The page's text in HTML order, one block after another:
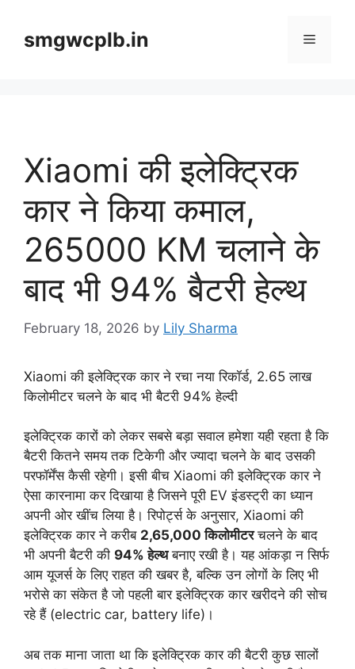
contentsmgwcplb.in Menu
Xiaomi की इलेक्ट्रिक
कार ने किया कमाल,
265000 KM चलाने के
बाद भी 94% बैटरी हेल्थ
February 18, 2026 by Lily Sharma
Xiaomi की इलेक्ट्रिक कार ने रचा नया रिकॉर्ड, 2.65 लाख
किलोमीटर चलने के बाद भी बैटरी 94% हेल्दी
इलेक्ट्रिक कारों को लेकर सबसे बड़ा सवाल हमेशा यही रहता है कि
बैटरी कितने समय तक टिकेगी और ज्यादा चलने के बाद उसकी
परफॉर्मेंस कैसी रहेगी। इसी बीच Xiaomi की इलेक्ट्रिक कार ने
ऐसा कारनामा कर दिखाया है जिसने पूरी EV इंडस्ट्री का ध्यान
अपनी ओर खींच लिया है। रिपोर्ट्स के अनुसार, Xiaomi की
इलेक्ट्रिक कार ने करीब 2,65,000 किलोमीटरचलने के बाद
भी अपनी बैटरी की 94% हेल्थबनाए रखी है। यह आंकड़ा न सिर्फ
आम यूजर्स के लिए राहत की खबर है, बल्कि उन लोगों के लिए भी
भरोसे का संकेत है जो पहली बार इलेक्ट्रिक कार खरीदने की सोच
रहे हैं (electric car, battery life)।
अब तक माना जाता था कि इलेक्ट्रिक कार की बैटरी कुछ सालों